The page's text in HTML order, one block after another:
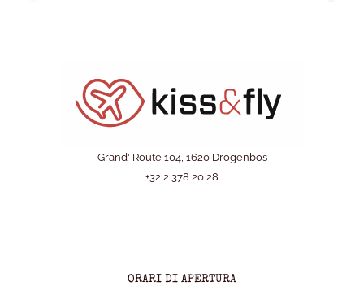
Grand' Route 104, 1620 Drogenbos
+32 2 378 20 28
ORARI DI APERTURA